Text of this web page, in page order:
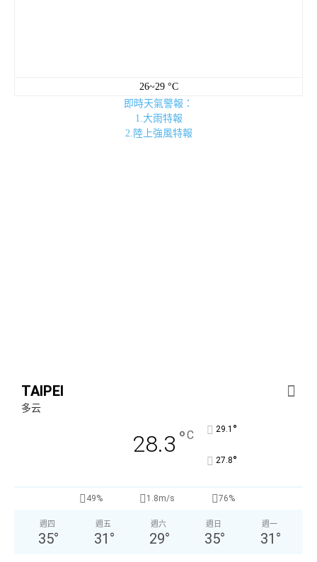
26~29 °C
即時天氣警報：
1.大雨特報
2.陸上強風特報
TAIPEI
多云
28.3 °C 29.1 °
27.8°
49% 1.8m/s 76%
週四
35°
週五
31 °
週六
29°
週日
35°
週一
31 °